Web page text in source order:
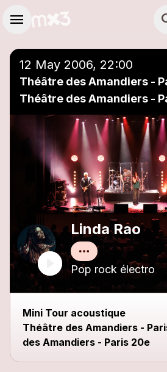
menu
12 May 2006, 22:00
Théâtre des Amandiers -
Théâtre des Amandiers -
Linda Rao
Pop rock électro
Mini Tour acoustique
Théâtre des Amandiers -
des Amandiers - Paris 20e
Add to a playlist